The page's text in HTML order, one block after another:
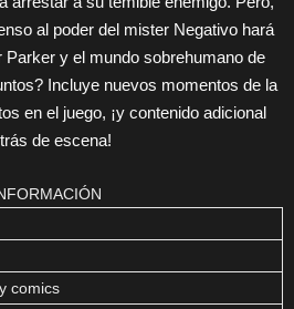
al poder del mister Negativo hará
Parker y el mundo sobrehumano de
Incluye nuevos momentos de la
en el juego, ¡y contenido adicional
de escena!
comics